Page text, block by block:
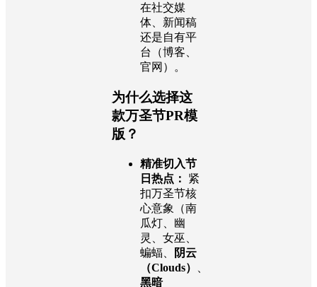
在社交媒
体、新闻稿
还是自有平
台（博客、
官网）。
为什么选择这
款万圣节PR模
版？
精准切入节
日热点：
紧
扣万圣节核
心意象（南
瓜灯、幽
灵、女巫、
蝙蝠、
阴云
（Clouds）
黑暗